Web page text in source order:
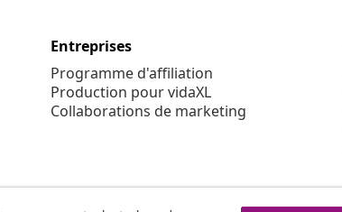
Entreprises
Programme d'affiliation
Production pour vidaXL
Collaborations de marketing